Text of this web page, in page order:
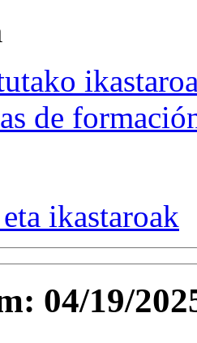
de
ikastaroak
04/19/